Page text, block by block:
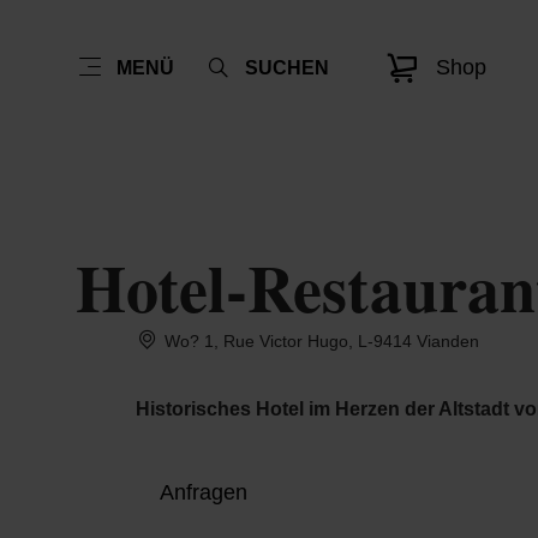
MENÜ SUCHEN Shop
Hotel-
Wo? 1, Rue Victor Hugo, L-9414 Vianden
Historisches Hotel im Herzen der Altstadt
Anfragen